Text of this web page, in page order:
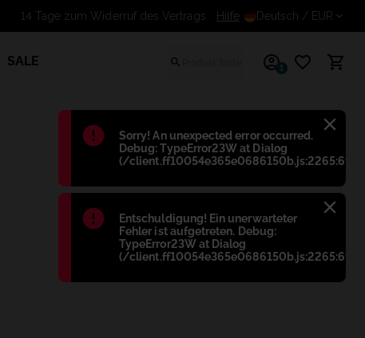
Błąd:
Sorry! An unexpected error occurred.
Debug: TypeError23W at Dialog
(/client.ff10054e365e0686150b.js:2265:698)
Błąd:
Entschuldigung! Ein unerwarteter
Fehler ist aufgetreten. Debug:
TypeError23W at Dialog
(/client.ff10054e365e0686150b.js:2265:698)
14 Tage zum Widerruf des Vertrags Hilfe Deutsch / EUR
SALE 1